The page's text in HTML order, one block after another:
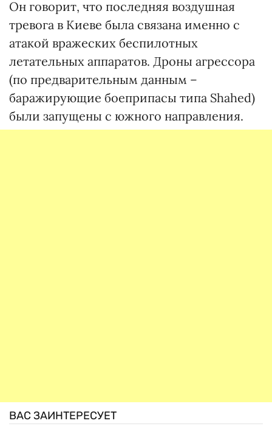
Он говорит, что последняя воздушная
тревога в Киеве была связана именно с
атакой вражеских беспилотных
летательных аппаратов. Дроны агрессора
(по предварительным данным –
баражирующие боеприпасы типа Shahed)
были запущены с южного направления.
ВАС ЗАИНТЕРЕСУЕТ